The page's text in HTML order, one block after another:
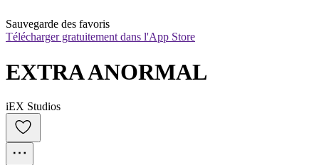
Sauvegarde des favoris
Télécharger gratuitement dans l'App Store
EXTRA ANORMAL
iEX Studios